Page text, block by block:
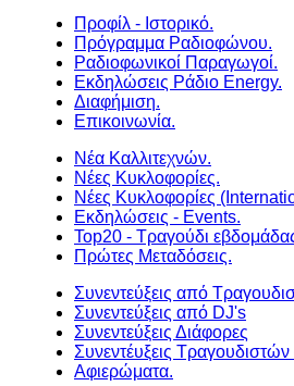
Προφίλ - Ιστορικό.
Πρόγραμμα Ραδιοφώνου.
Ραδιοφωνικοί Παραγωγοί.
Εκδηλώσεις Ράδιο Energy.
Διαφήμιση.
Επικοινωνία.
Νέα Καλλιτεχνών.
Νέες Κυκλοφορίες.
Νέες Κυκλοφορίες
Εκδηλώσεις - Events.
Top20 - Τραγούδι
Πρώτες Μεταδόσεις.
Συνεντεύξεις από
Συνεντεύξεις από DJ's
Συνεντεύξεις Διάφορες
Συνεντέυξεις
Αφιερώματα.